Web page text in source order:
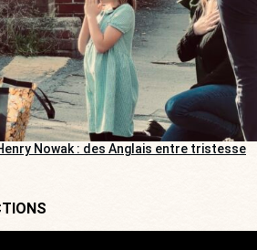
Nowak : des Anglais entre tristesse